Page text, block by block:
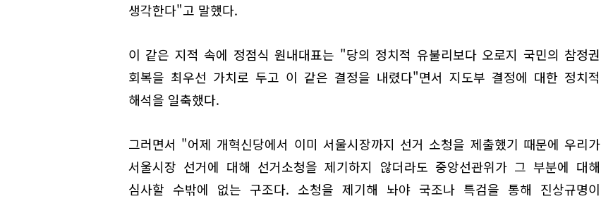
생각한다"고 말했다.
이 같은 지적 속에 정점식 원내대표는 "당의 정치적 유불리보다 오로지 국민의 참정권
회복을 최우선 가치로 두고 이 같은 결정을 내렸다"면서 지도부 결정에 대한 정치적
해석을 일축했다.
그러면서 "어제 개혁신당에서 이미 서울시장까지 선거 소청을 제출했기 때문에 우리가
서울시장 선거에 대해 선거소청을 제기하지 않더라도 중앙선관위가 그 부분에 대해
심사할 수밖에 없는 구조다. 소청을 제기해 놔야 국조나 특검을 통해 진상규명이